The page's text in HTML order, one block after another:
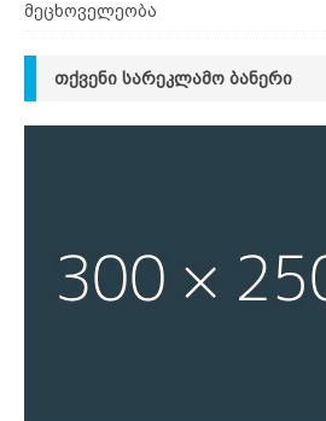
მეცხოველეობა
ᲗᲥᲕᲔᲜᲘ ᲡᲐᲠᲔᲙᲚᲐᲛᲝ ᲑᲐᲜᲔᲠᲘ